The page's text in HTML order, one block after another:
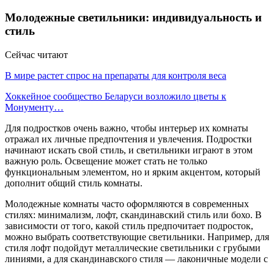
Молодежные светильники: индивидуальность и
стиль
Сейчас читают
В мире растет спрос на препараты для контроля веса
Хоккейное сообщество Беларуси возложило цветы к
Монументу…
Для подростков очень важно, чтобы интерьер их комнаты
отражал их личные предпочтения и увлечения. Подростки
начинают искать свой стиль, и светильники играют в этом
важную роль. Освещение может стать не только
функциональным элементом, но и ярким акцентом, который
дополнит общий стиль комнаты.
Молодежные комнаты часто оформляются в современных
стилях: минимализм, лофт, скандинавский стиль или бохо. В
зависимости от того, какой стиль предпочитает подросток,
можно выбрать соответствующие светильники. Например, для
стиля лофт подойдут металлические светильники с грубыми
линиями, а для скандинавского стиля — лаконичные модели с